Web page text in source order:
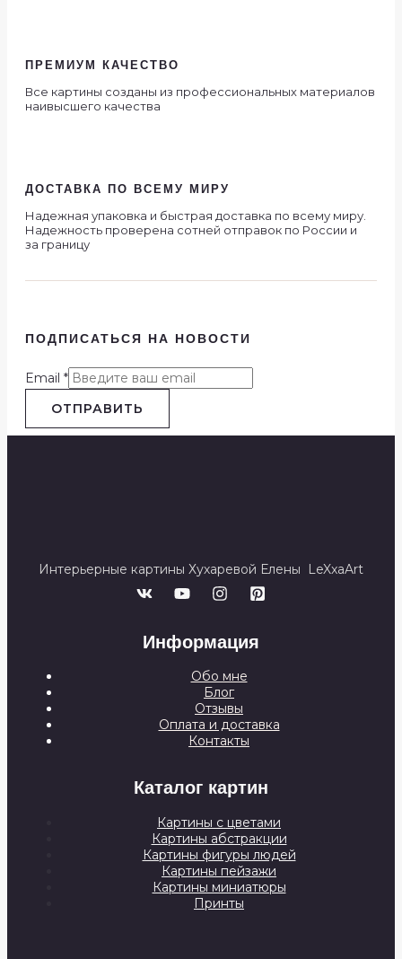
ПРЕМИУМ КАЧЕСТВО
Все картины созданы из профессиональных материалов
наивысшего качества
ДОСТАВКА ПО ВСЕМУ МИРУ
Надежная упаковка и быстрая доставка по всему миру.
Надежность проверена сотней отправок по России и
за границу
ПОДПИСАТЬСЯ НА НОВОСТИ
Email *
ОТПРАВИТЬ
Интерьерные картины Хухаревой Елены LeXxaArt
Информация
Обо мне
Блог
Отзывы
Оплата и доставка
Контакты
Каталог картин
Картины с цветами
Картины абстракции
Картины фигуры людей
Картины пейзажи
Картины миниатюры
Принты